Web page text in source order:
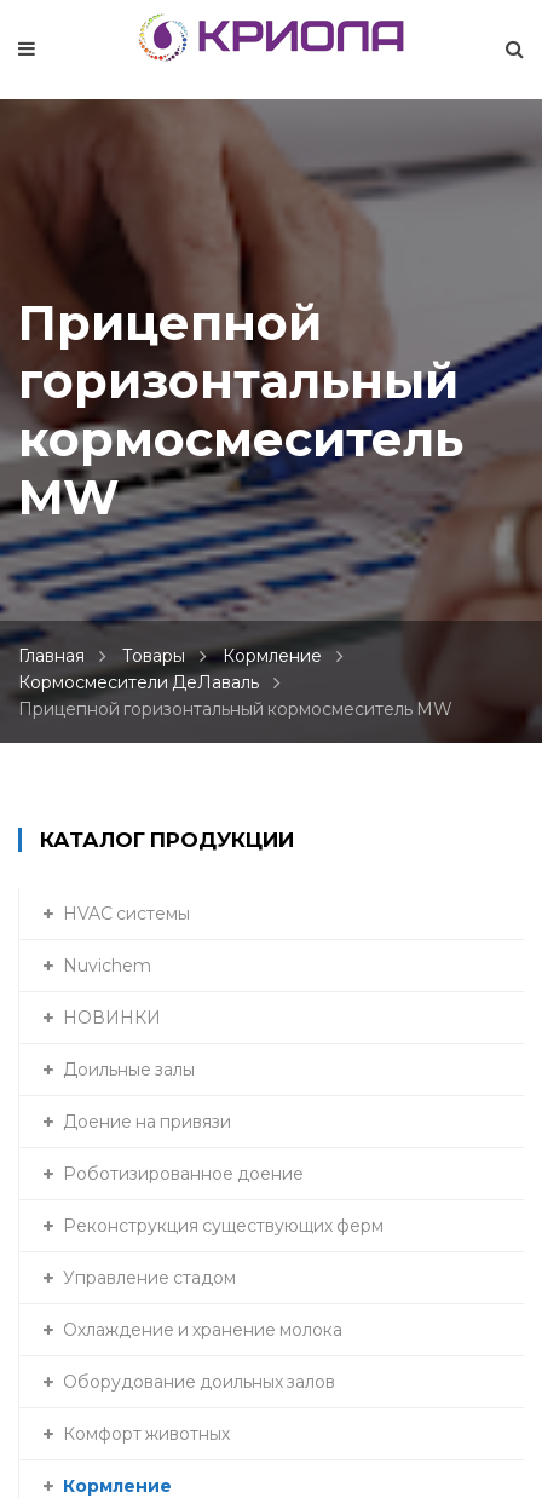
Прицепной
горизонтальный
кормосмеситель
MW
Главная Товары
Кормление
Кормосмесители ДеЛаваль
Прицепной горизонтальный кормосмеситель MW
КАТАЛОГ ПРОДУКЦИИ
HVAC системы
Nuvichem
НОВИНКИ
Доильные залы
Доение на привязи
Роботизированное доение
Реконструкция существующих ферм
Управление стадом
Охлаждение и хранение молока
Оборудование доильных залов
Комфорт животных
Кормление